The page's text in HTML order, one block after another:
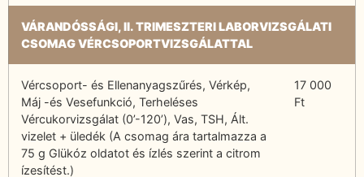
VÁRANDÓSSÁGI, II. TRIMESZTERI LABORVIZSGÁLATI
CSOMAG VÉRCSOPORTVIZSGÁLATTAL
Vércsoport- és Ellenanyagszűrés, Vérkép,
Máj -és Vesefunkció, Terheléses
Vércukorvizsgálat (0’-120’), Vas, TSH, Ált.
vizelet + üledék (A csomag ára tartalmazza a
75 g Glükóz oldatot és ízlés szerint a citrom
ízesítést.)
17 000
Ft